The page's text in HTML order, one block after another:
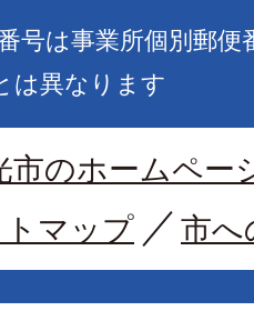
号は事業所個別郵
は異なります
市のホームペー
マップ
市へ